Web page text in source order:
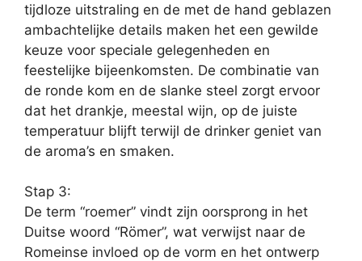
tijdloze uitstraling en de met de hand geblazen
ambachtelijke details maken het een gewilde
keuze voor speciale gelegenheden en
feestelijke bijeenkomsten. De combinatie van
de ronde kom en de slanke steel zorgt ervoor
dat het drankje, meestal wijn, op de juiste
temperatuur blijft terwijl de drinker geniet van
de aroma’s en smaken.
Stap 3:
De term “roemer” vindt zijn oorsprong in het
Duitse woord “Römer”, wat verwijst naar de
Romeinse invloed op de vorm en het ontwerp